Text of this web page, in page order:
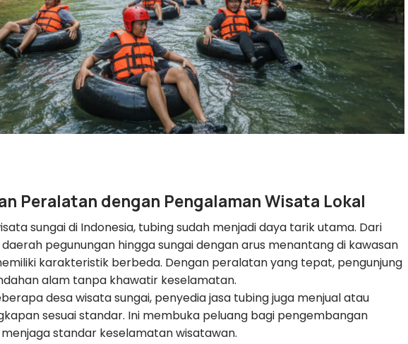
Peralatan dengan Pengalaman Wisata Lokal
sungai di Indonesia, tubing sudah menjadi daya tarik utama. Dari
pegunungan hingga sungai dengan arus menantang di kawasan
karakteristik berbeda. Dengan peralatan yang tepat, pengunjung
alam tanpa khawatir keselamatan.
desa wisata sungai, penyedia jasa tubing juga menjual atau
sesuai standar. Ini membuka peluang bagi pengembangan
standar keselamatan wisatawan.